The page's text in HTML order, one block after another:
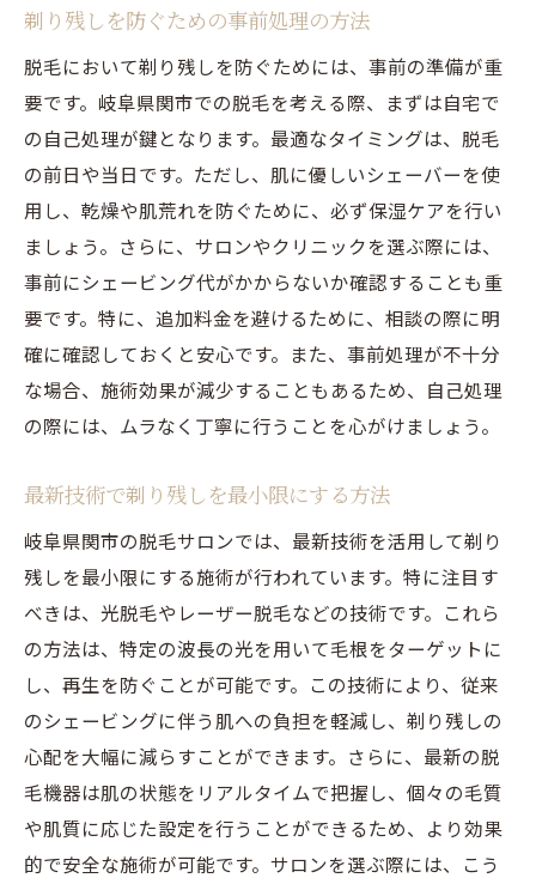
剃り残しを防ぐための事前処理の方法
脱毛において剃り残しを防ぐためには、事前の準備が重
要です。岐阜県関市での脱毛を考える際、まずは自宅で
の自己処理が鍵となります。最適なタイミングは、脱毛
の前日や当日です。ただし、肌に優しいシェーバーを使
用し、乾燥や肌荒れを防ぐために、必ず保湿ケアを行い
ましょう。さらに、サロンやクリニックを選ぶ際には、
事前にシェービング代がかからないか確認することも重
要です。特に、追加料金を避けるために、相談の際に明
確に確認しておくと安心です。また、事前処理が不十分
な場合、施術効果が減少することもあるため、自己処理
の際には、ムラなく丁寧に行うことを心がけましょう。
最新技術で剃り残しを最小限にする方法
岐阜県関市の脱毛サロンでは、最新技術を活用して剃り
残しを最小限にする施術が行われています。特に注目す
べきは、光脱毛やレーザー脱毛などの技術です。これら
の方法は、特定の波長の光を用いて毛根をターゲットに
し、再生を防ぐことが可能です。この技術により、従来
のシェービングに伴う肌への負担を軽減し、剃り残しの
心配を大幅に減らすことができます。さらに、最新の脱
毛機器は肌の状態をリアルタイムで把握し、個々の毛質
や肌質に応じた設定を行うことができるため、より効果
的で安全な施術が可能です。サロンを選ぶ際には、こう